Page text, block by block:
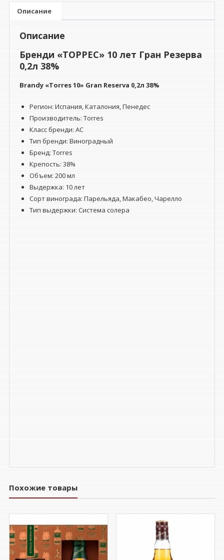
Гран
Резерва
38%
Описание
Описание
Бренди «ТОРРЕС» 10 лет Гран Резерва
0,2л 38%
Brandy «Torres 10» Gran Reserva 0,2л 38%
Регион: Испания, Каталония, Пенедес
Производитель: Torres
Класс бренди: AC
Тип бренди: Виноградный
Бренд: Torres
Крепость: 38%
Объем: 200 мл
Выдержка: 10 лет
Сорт винограда: Парельяда, Макабео, Чарелло
Тип выдержки: Система солера
Похожие товары